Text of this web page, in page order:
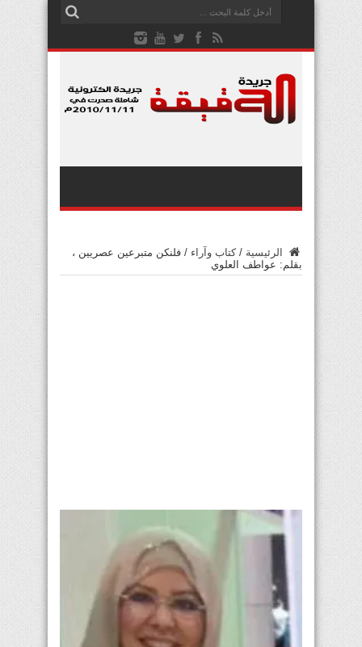
الرئيسية / كتاب وآراء / فلنكن متبرعين عصريين ،
بقلم: عواطف العلوي